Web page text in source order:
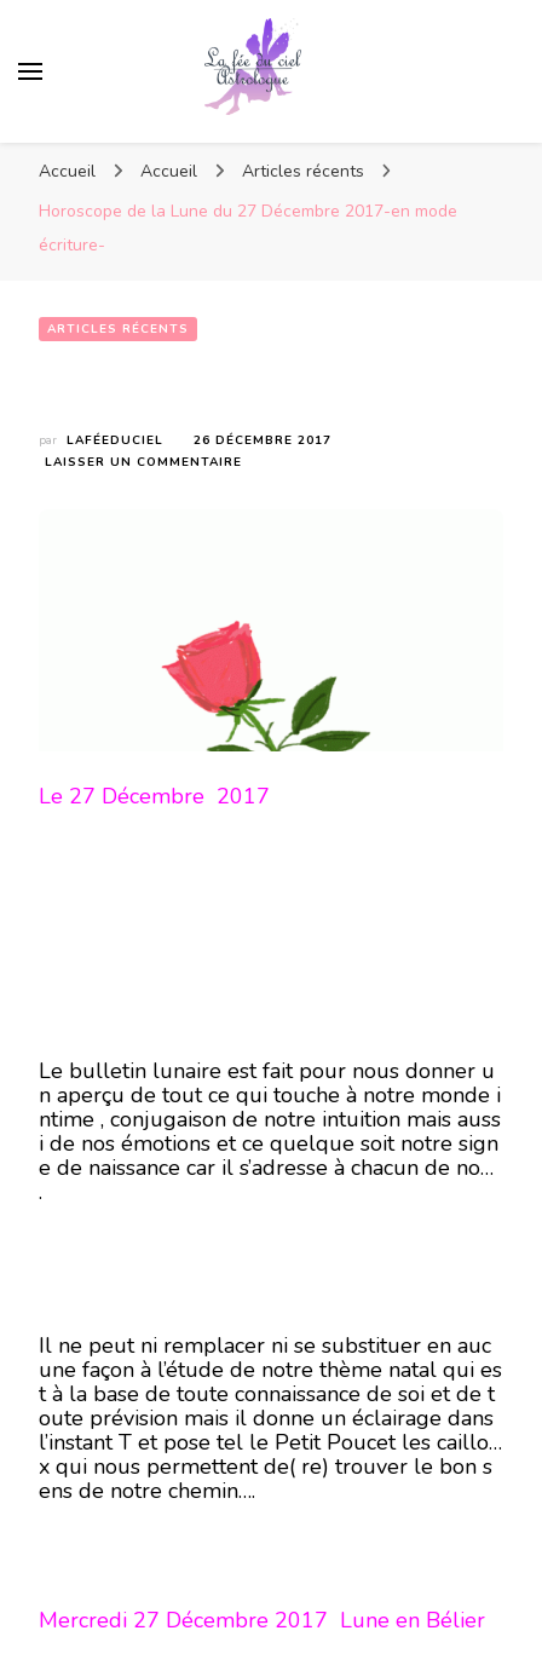
Accueil Accueil
Articles récents
Horoscope de la Lune du 27 Décembre 2017-en mode
écriture-
ARTICLES RÉCENTS
par LAFÉEDUCIEL
26 DÉCEMBRE 2017
LAISSER UN COMMENTAIRE
2017-
EN
MODE
ÉCRITURE-
Le 27 Décembre 2017
Le bulletin lunaire est fait pour nous donner u
n aperçu de tout ce qui touche à notre monde i
ntime , conjugaison de notre intuition mais auss
i de nos émotions et ce quelque soit notre sign
e de naissance car il s’adresse à chacun de nous
.
Il ne peut ni remplacer ni se substituer en auc
une façon à l’étude de notre thème natal qui es
t à la base de toute connaissance de soi et de t
oute prévision mais il donne un éclairage dans
l’instant T et pose tel le Petit Poucet les caillou
x qui nous permettent de( re) trouver le bon s
ens de notre chemin….
Mercredi 27 Décembre 2017 Lune en Bélier